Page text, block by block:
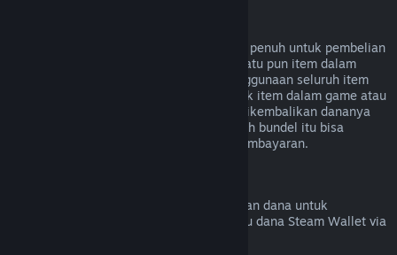
Kamu bisa menerima pengembalian dana penuh untuk pembelian
bundel di Toko Steam selama tidak ada satu pun item dalam
bundel ditransfer dan jika kombinasi penggunaan seluruh item
kurang dari dua jam. Jika bundel termasuk item dalam game atau
DLC yang tidak memenuhi syarat untuk dikembalikan dananya
maka Steam akan memberitahumu apakah bundel itu bisa
dikembalikan dananya atau tidak saat pembayaran.
Valve tidak bisa memberikan pengembalian dana untuk
pembelian di luar Steam (cth. CD Key atau dana Steam Wallet via